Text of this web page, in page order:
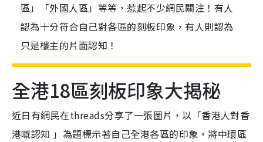
區」「外國人區」等等，惹起不少網民關注！有人
認為十分符合自己對各區的刻板印象，有人則認為
只是樓主的片面認知！
全港18區刻板印象大揭秘
近日有網民在threads分享了一張圖片，以「香港人對香
港嘅認知 」為題標示著自己全港各區的印象，將中環區